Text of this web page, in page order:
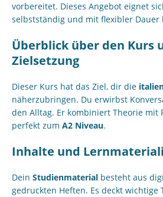
vorbereitet. Dieses Angebot eignet
selbstständig und mit flexibler Dauer
Überblick über den Kurs
Zielsetzung
Dieser Kurs hat das Ziel, dir die
näherzubringen. Du erwirbst
den Alltag. Er kombiniert Theorie mit
perfekt zum A2 Niveau.
Inhalte und
Dein Studienmaterial besteht aus
gedruckten Heften. Es deckt wichtige